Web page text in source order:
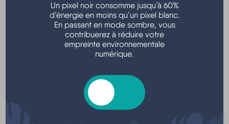
Informations : 06 48 86 54 58
Localisation
Salle des Fêtes, Rue de Lachanau, Hourtin,
Un pixel noir consomme jusqu’à 60%
d’énergie en moins qu’un pixel blanc.
En passant en mode sombre, vous
contribuerez à réduire votre
empreinte environnementale
numérique.